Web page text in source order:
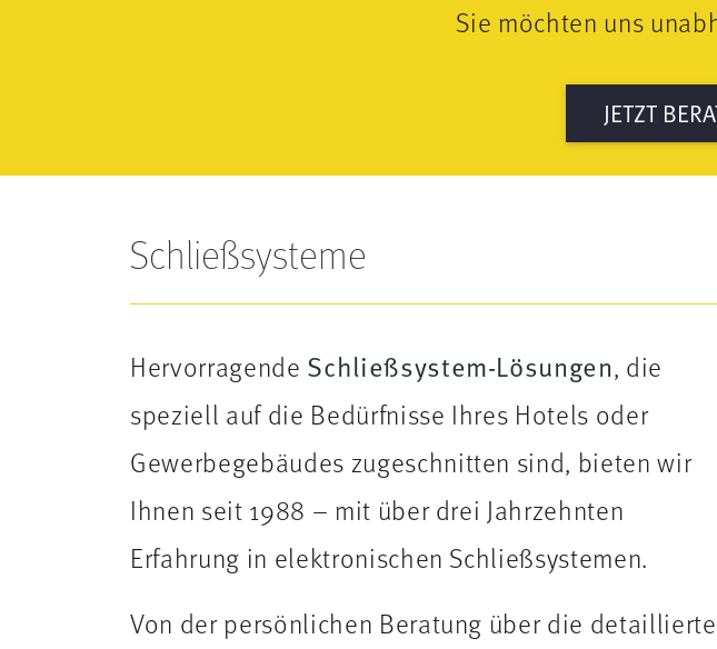
Sie möchten uns
JETZT
Schließsysteme
Hervorragende Schließsystem-Lösungen, die
speziell auf die Bedürfnisse Ihres Hotels oder
Gewerbegebäudes zugeschnitten sind, bieten wir
Ihnen seit 1988 – mit über drei Jahrzehnten
Erfahrung in elektronischen Schließsystemen.
Von der persönlichen Beratung über die detaillierte